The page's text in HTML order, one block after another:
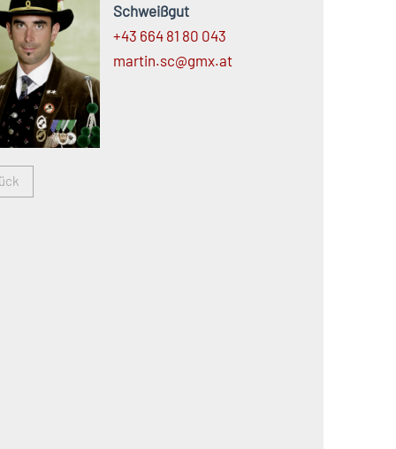
Schweißgut
+43 664 81 80 043
martin.sc@gmx.at